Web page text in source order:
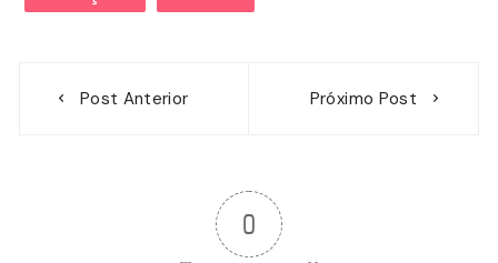
Post Anterior Próximo Post
0